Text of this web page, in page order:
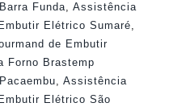
Funda, Assistência
Elétrico Sumaré,
de Embutir
Forno Brastemp
, Assistência
Elétrico São